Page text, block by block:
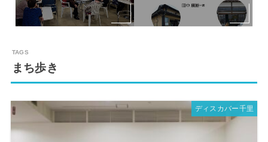
まち歩き
ディスカバー千里